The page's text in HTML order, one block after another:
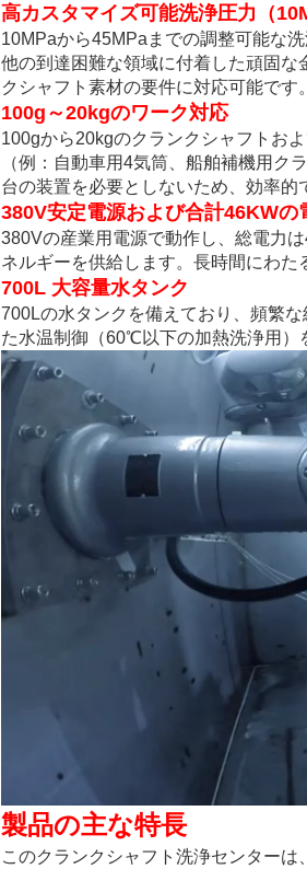
高カスタマイズ可能洗浄圧力（
10MPaから45MPaまでの調整可能な
他の到達困難な領域に付着した頑固
クシャフト素材の要件に対応可能です。
100g～20kgのワーク対応
100gから20kgのクランクシャフトお
（例：自動車用4気筒、船舶補機用ク
台の装置を必要としないため、効率的
380V安定電源および合計46KWの
380Vの産業用電源で動作し、総電力
ネルギーを供給します。長時間にわた
700L 大容量水タンク
700Lの水タンクを備えており、頻繁
た水温制御（60℃以下の加熱洗浄用）
製品の主な特長
このクランクシャフト洗浄センター